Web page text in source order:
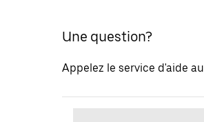
Une question?
Appelez le service d'aide au